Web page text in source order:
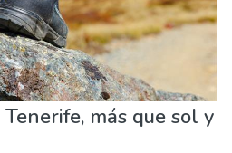
más que sol y